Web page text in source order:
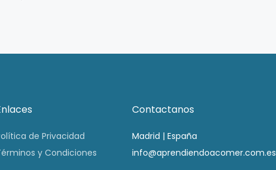
de Privacidad
y Condiciones
Contactanos
Madrid | España
info@aprendiendoacomer.com.es